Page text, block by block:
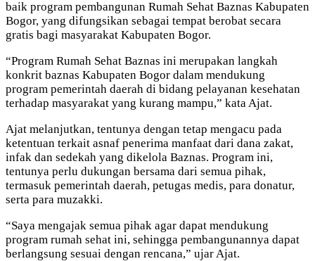
baik program pembangunan Rumah Sehat Baznas Kabupaten
Bogor, yang difungsikan sebagai tempat berobat secara
gratis bagi masyarakat Kabupaten Bogor.
“Program Rumah Sehat Baznas ini merupakan langkah
konkrit baznas Kabupaten Bogor dalam mendukung
program pemerintah daerah di bidang pelayanan kesehatan
terhadap masyarakat yang kurang mampu,” kata Ajat.
Ajat melanjutkan, tentunya dengan tetap mengacu pada
ketentuan terkait asnaf penerima manfaat dari dana zakat,
infak dan sedekah yang dikelola Baznas. Program ini,
tentunya perlu dukungan bersama dari semua pihak,
termasuk pemerintah daerah, petugas medis, para donatur,
serta para muzakki.
“Saya mengajak semua pihak agar dapat mendukung
program rumah sehat ini, sehingga pembangunannya dapat
berlangsung sesuai dengan rencana,” ujar Ajat.